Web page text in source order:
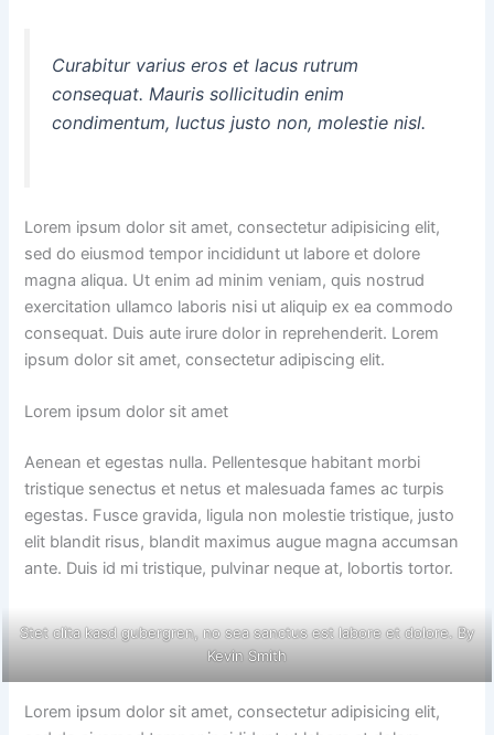
Curabitur varius eros et lacus rutrum
consequat. Mauris sollicitudin enim
condimentum, luctus justo non, molestie nisl.
Lorem ipsum dolor sit amet, consectetur adipisicing elit,
sed do eiusmod tempor incididunt ut labore et dolore
magna aliqua. Ut enim ad minim veniam, quis nostrud
exercitation ullamco laboris nisi ut aliquip ex ea commodo
consequat. Duis aute irure dolor in reprehenderit. Lorem
ipsum dolor sit amet, consectetur adipiscing elit.
Lorem ipsum dolor sit amet
Aenean et egestas nulla. Pellentesque habitant morbi
tristique senectus et netus et malesuada fames ac turpis
egestas. Fusce gravida, ligula non molestie tristique, justo
elit blandit risus, blandit maximus augue magna accumsan
ante. Duis id mi tristique, pulvinar neque at, lobortis tortor.
Stet clita kasd gubergren, no sea sanctus est labore et dolore. By
Kevin Smith
Lorem ipsum dolor sit amet, consectetur adipisicing elit,